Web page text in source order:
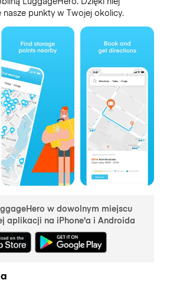
nasze punkty w Twojej okolicy.
w dowolnym miejscu
aplikacji na iPhone'a i Androida